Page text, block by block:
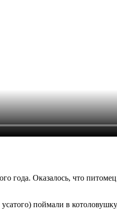
года. Оказалось, что
поймали в